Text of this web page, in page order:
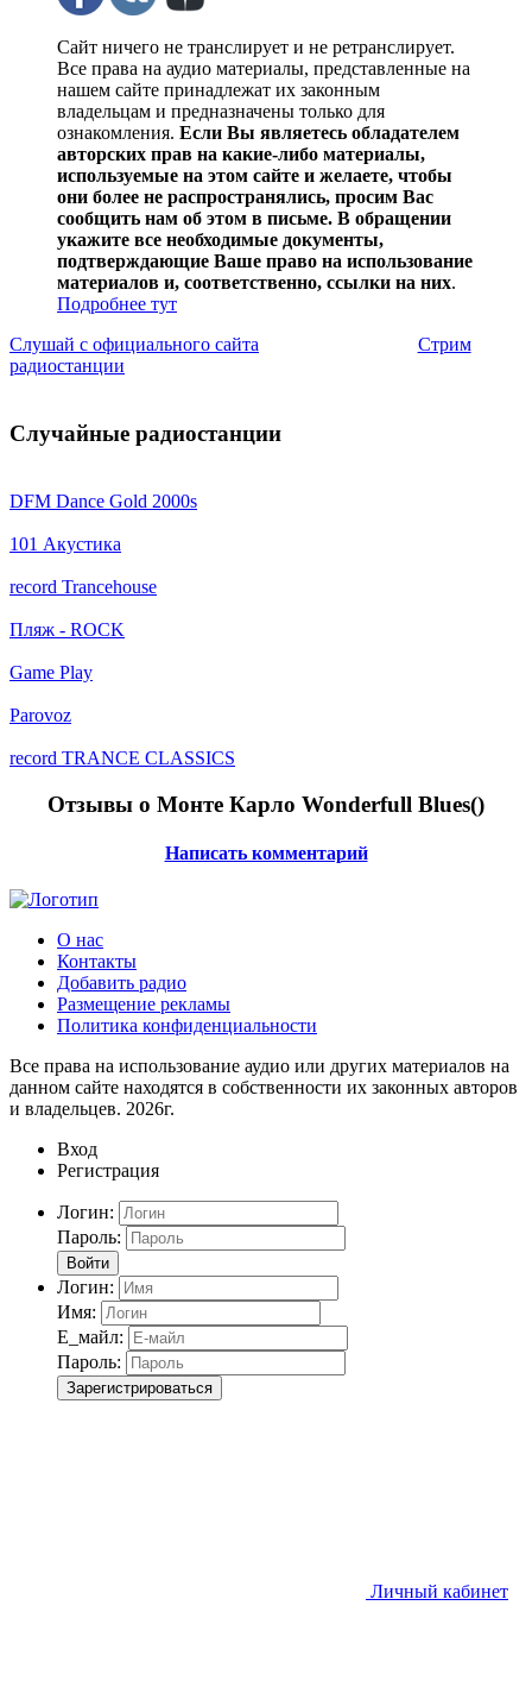
Сайт ничего не транслирует и не ретранслирует.
Все права на аудио материалы, представленные на
нашем сайте принадлежат их законным
владельцам и предназначены только для
ознакомления. Если Вы являетесь обладателем
авторских прав на какие-либо материалы,
используемые на этом сайте и желаете, чтобы
они более не распространялись, просим Вас
сообщить нам об этом в письме. В обращении
укажите все необходимые документы,
подтверждающие Ваше право на использование
материалов и, соответственно, ссылки на них.
Подробнее тут
Слушай с официального сайта
Стрим
радиостанции
Случайные радиостанции
DFM Dance Gold 2000s
101 Акустика
record Trancehouse
Пляж - ROCK
Game Play
Parovoz
record TRANCE CLASSICS
Отзывы о Монте Карло Wonderfull Blues()
Написать комментарий
О нас
Контакты
Добавить радио
Размещение рекламы
Политика конфиденциальности
Все права на использование аудио или других материалов на
данном сайте находятся в собственности их законных авторов
и владельцев. 2026г.
Вход
Регистрация
Логин:
Пароль:
Войти
Логин:
Имя:
Е_майл:
Пароль:
Зарегистрироваться
Личный кабинет